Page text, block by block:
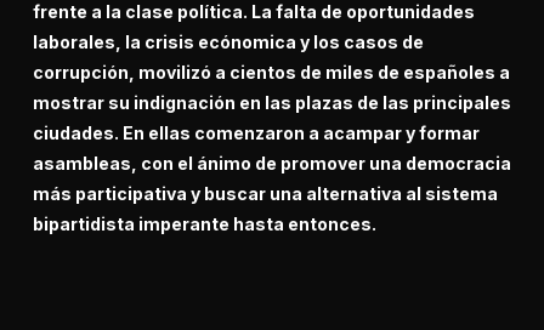
frente a la clase política. La falta de oportunidades
laborales, la crisis ecónomica y los casos de
corrupción, movilizó a cientos de miles de españoles a
mostrar su indignación en las plazas de las principales
ciudades. En ellas comenzaron a acampar y formar
asambleas, con el ánimo de promover una democracia
más participativa y buscar una alternativa al sistema
bipartidista imperante hasta entonces.